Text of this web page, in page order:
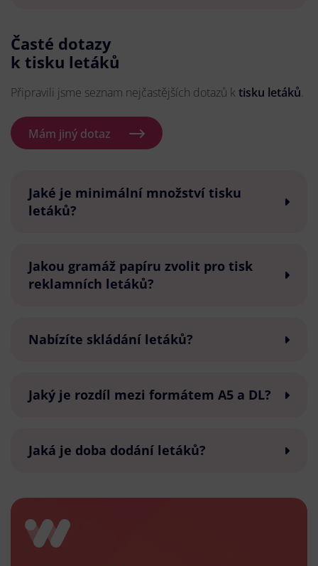
Časté dotazy
k tisku letáků
Připravili jsme seznam nejčastějších dotazů k tisku letáků.
Mám jiný dotaz
Jaké je minimální množství tisku
letáků?
Jakou gramáž papíru zvolit pro tisk
reklamních letáků?
Nabízíte skládání letáků?
Jaký je rozdíl mezi formátem A5 a DL?
Jaká je doba dodání letáků?